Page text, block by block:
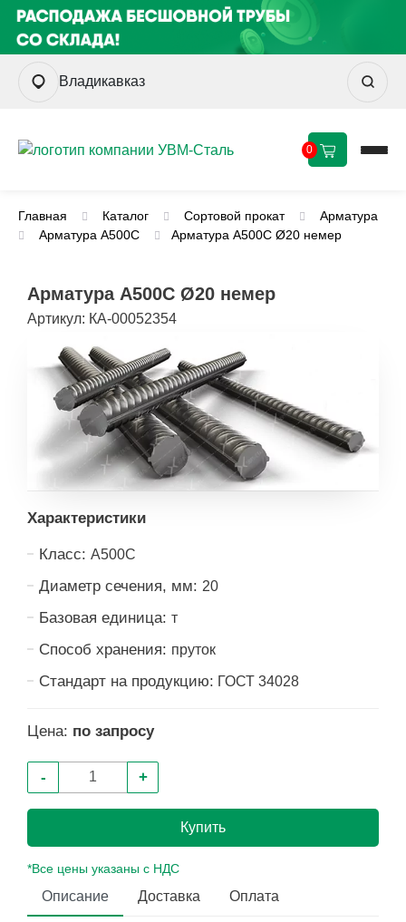
Владикавказ
0
Главная Каталог Сортовой прокат
Арматура
Арматура А500С
Арматура А500С Ø20 немер
Арматура А500С Ø20 немер
Артикул: КА-00052354
Характеристики
Класс: А500С
Диаметр сечения, мм: 20
Базовая единица: т
Способ хранения: пруток
Стандарт на продукцию: ГОСТ 34028
Цена: по запросу
- +
Купить
*Все цены указаны с НДС
Описание Доставка Оплата